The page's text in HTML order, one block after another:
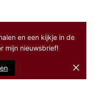
en een kijkje in de
mijn nieuwsbrief!